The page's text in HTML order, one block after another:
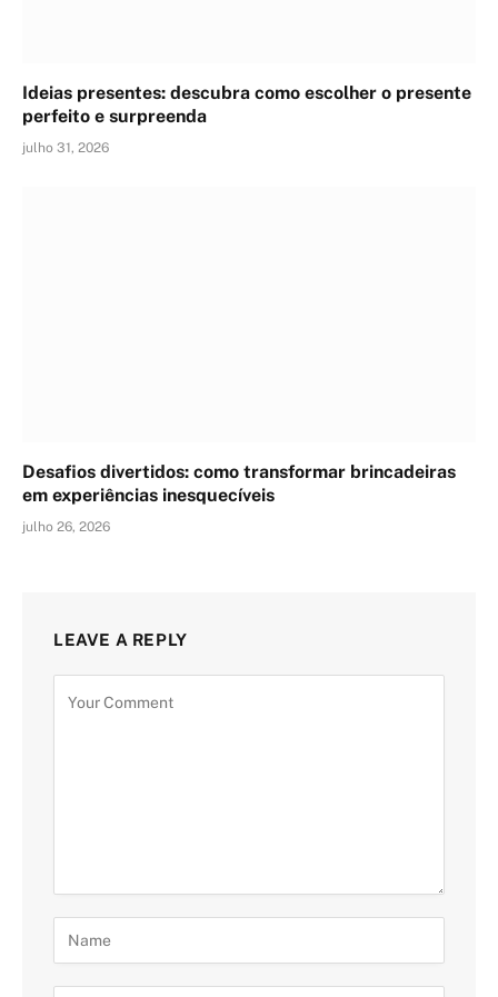
Ideias presentes: descubra como escolher o presente
perfeito e surpreenda
julho 31, 2026
Desafios divertidos: como transformar brincadeiras
em experiências inesquecíveis
julho 26, 2026
LEAVE A REPLY